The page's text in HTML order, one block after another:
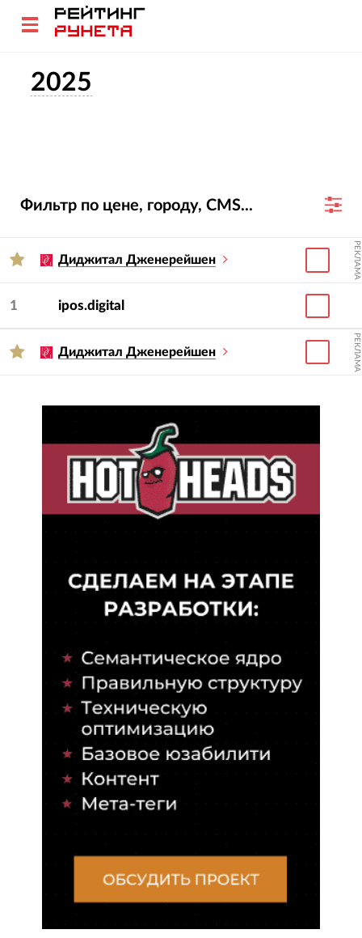
2025
Фильтр по цене, городу, CMS...
Диджитал Дженерейшен РЕКЛАМА
1 ipos.digital
Диджитал Дженерейшен РЕКЛАМА